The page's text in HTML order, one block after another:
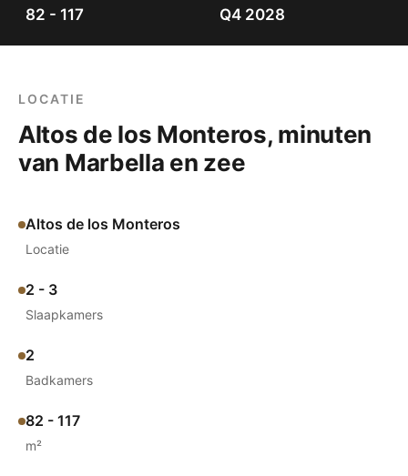
82 - 117 Q4 2028
LOCATIE
Altos de los Monteros, minuten
van Marbella en zee
Altos de los Monteros
Locatie
2 - 3
Slaapkamers
2
Badkamers
82 - 117
m²